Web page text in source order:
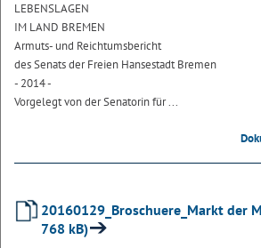
LEBENSLAGEN
IM LAND BREMEN
Armuts- und Reichtumsbericht
des Senats der Freien Hansestadt Bremen
- 2014 -
Vorgelegt von der Senatorin für ...
20160129_Broschuere_Markt der
768 kB)